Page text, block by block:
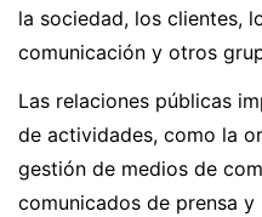
la sociedad, los clientes,
comunicación y otros
Las relaciones públicas
de actividades, como la
gestión de medios de
comunicados de prensa